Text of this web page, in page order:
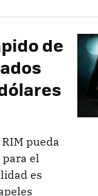
de
pueda
el
es